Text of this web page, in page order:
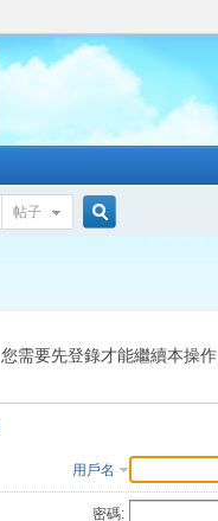
帖子
索
您需要先登錄才能繼續本操作
用戶名
密碼: